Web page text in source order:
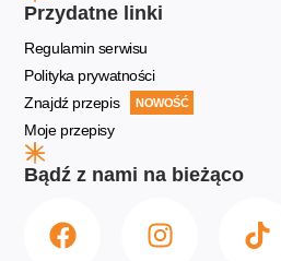
Przydatne linki
Regulamin serwisu
Polityka prywatności
Znajdź przepis
NOWOŚĆ
Moje przepisy
Bądź z nami na bieżąco